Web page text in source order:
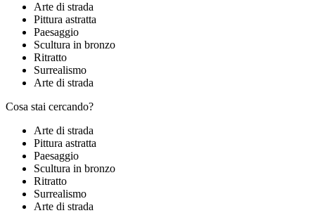
Arte di strada
Pittura astratta
Paesaggio
Scultura in bronzo
Ritratto
Surrealismo
Arte di strada
Cosa stai cercando?
Arte di strada
Pittura astratta
Paesaggio
Scultura in bronzo
Ritratto
Surrealismo
Arte di strada